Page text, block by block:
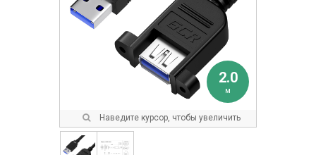
2.0
м
Наведите курсор, чтобы увеличить